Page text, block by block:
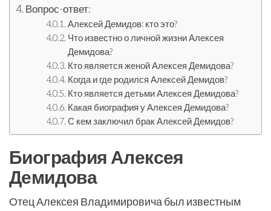
Вопрос-ответ:
Алексей Демидов: кто это?
Что известно о личной жизни Алексея
Демидова?
Кто является женой Алексея Демидова?
Когда и где родился Алексей Демидов?
Кто является детьми Алексея Демидова?
Какая биография у Алексея Демидова?
С кем заключил брак Алексей Демидов?
Биография Алексея
Демидова
Отец Алексея Владимировича был известным